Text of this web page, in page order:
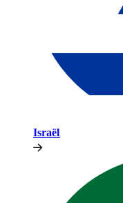
Israël​​